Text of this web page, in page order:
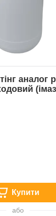
аналог
Купити
або